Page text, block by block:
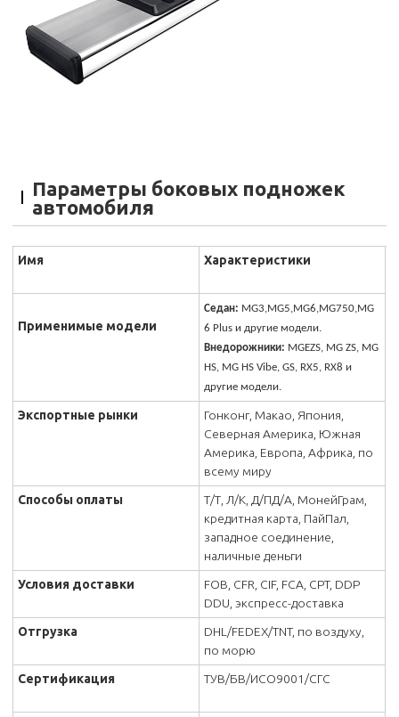
Параметры боковых подножек
автомобиля
Имя Характеристики
Применимые модели
Седан: MG3,MG5,MG6,MG750,MG
6 Plus и другие модели.
Внедорожники: MGEZS, MG ZS, MG
HS, MG HS Vibe, GS, RX5, RX8 и
другие модели.
Экспортные рынки
Гонконг, Макао, Япония,
Северная Америка, Южная
Америка, Европа, Африка, по
всему миру
Способы оплаты
Т/Т, Л/К, Д/ПД/А, МонейГрам,
кредитная карта, ПайПал,
западное соединение,
наличные деньги
Условия доставки
FOB, CFR, CIF, FCA, CPT, DDP
DDU, экспресс-доставка
Отгрузка
DHL/FEDEX/TNT, по воздуху,
по морю
Сертификация
ТУВ/БВ/ИСО9001/СГС